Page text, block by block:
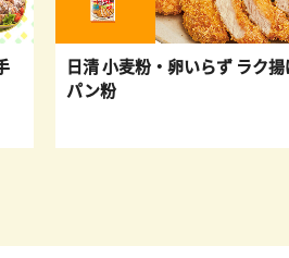
日清 小麦粉・卵いらず ラク揚げ